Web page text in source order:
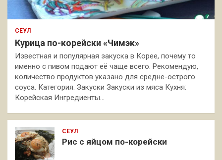
СЕУЛ
Курица по-корейски «Чимэк»
Известная и популярная закуска в Корее, почему то
именно с пивом подают её чаще всего. Рекомендую,
количество продуктов указано для средне-острого
соуса. Категория: Закуски Закуски из мяса Кухня:
Корейская Ингредиенты…
СЕУЛ
Рис с яйцом по-корейски